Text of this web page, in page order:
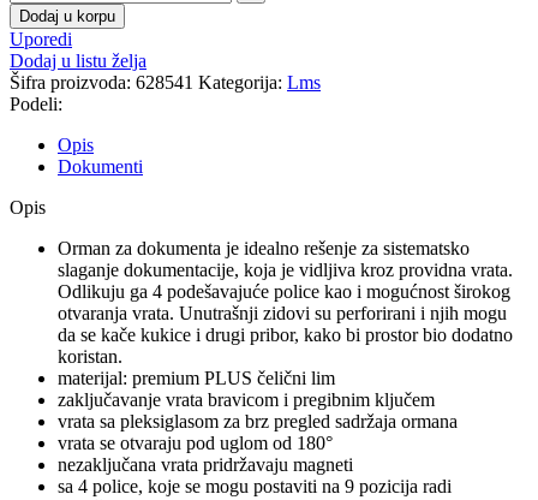
Dodaj u korpu
Uporedi
Dodaj u listu želja
Šifra proizvoda: 628541 Kategorija: Lms
Podeli:
Opis
Dokumenti
Opis
Orman za dokumenta je idealno rešenje za sistematsko
slaganje dokumentacije, koja je vidljiva kroz providna vrata.
Odlikuju ga 4 podešavajuće police kao i mogućnost širokog
otvaranja vrata. Unutrašnji zidovi su perforirani i njih mogu
da se kače kukice i drugi pribor, kako bi prostor bio dodatno
koristan.
materijal: premium PLUS čelični lim
zaključavanje vrata bravicom i pregibnim ključem
vrata sa pleksiglasom za brz pregled sadržaja ormana
vrata se otvaraju pod uglom od 180°
nezaključana vrata pridržavaju magneti
sa 4 police, koje se mogu postaviti na 9 pozicija radi